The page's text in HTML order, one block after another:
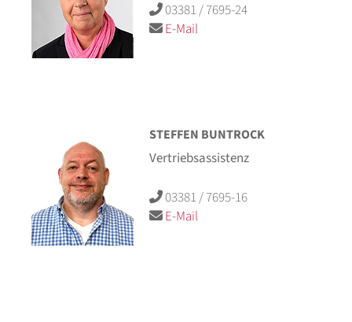
03381 / 7695-24
E-Mail
STEFFEN BUNTROCK
Vertriebsassistenz
03381 / 7695-16
E-Mail